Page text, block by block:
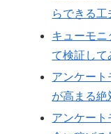
らできる工
キューモニ
て検証し
アンケート
が高まる絶
アンケー